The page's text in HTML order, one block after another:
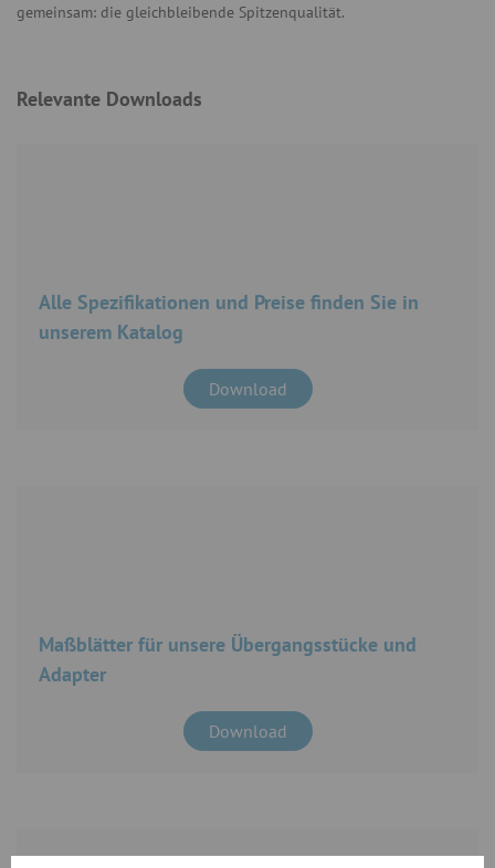
gemeinsam: die gleichbleibende Spitzenqualität.
Relevante Downloads
Alle Spezifikationen und Preise finden Sie in
unserem Katalog
Download
Maßblätter für unsere Übergangsstücke und
Adapter
Download